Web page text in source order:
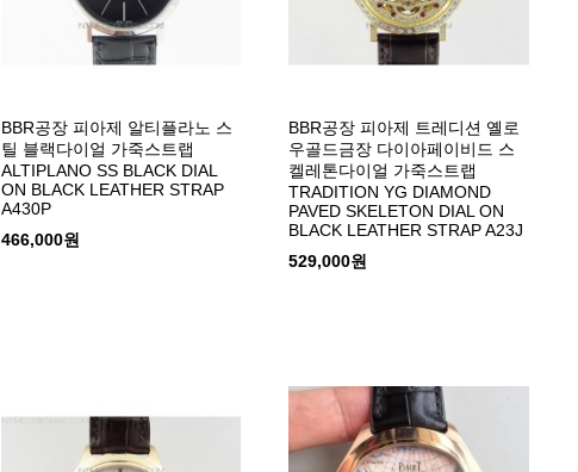
BBR공장 피아제 알티플라노 스
틸 블랙다이얼 가죽스트랩
ALTIPLANO SS BLACK DIAL
ON BLACK LEATHER STRAP
A430P
466,000원
BBR공장 피아제 트레디션 옐로
우골드금장 다이아페이비드 스
켈레톤다이얼 가죽스트랩
TRADITION YG DIAMOND
PAVED SKELETON DIAL ON
BLACK LEATHER STRAP A23J
529,000원